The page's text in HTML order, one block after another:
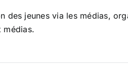
des jeunes via les médias,
médias.